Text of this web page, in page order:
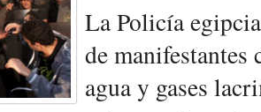
La Policía
de manifestantes
agua y gases